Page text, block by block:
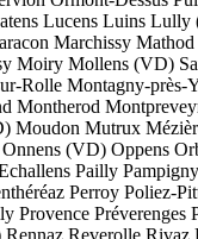
Lucens Luins Lully
Marchissy Mathod
Moiry Mollens (VD)
Rolle Montagny-près-
Montherod
Moudon Mutrux
Onnens (VD) Oppens
Pailly Pampigny
Perroy Poliez-
Provence Préverenges
Rennaz Reverolle Rivaz